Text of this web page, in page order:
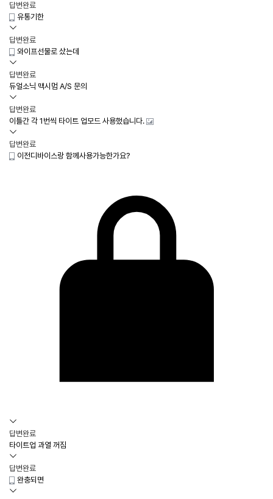
답변완료
유통기한
답변완료
와이프선물로 샀는데
답변완료
듀얼소닉 맥시멈 A/S 문의
답변완료
이틀간 각 1번씩 타이트 업모드 사용했습니다.
답변완료
이전디바이스랑 함께사용가능한가요?
답변완료
타이트업 과열 꺼짐
답변완료
완충되면